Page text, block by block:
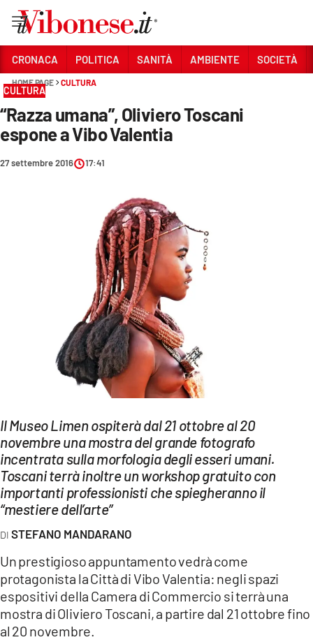
Sezioni
CRONACA
POLITICA
SANITÀ
ECONOMIA E LAVORO
LAC NETWORK
LAC ONAIR
LaC
Network
LACTV.IT
LACONAIR.IT
CRONACA POLITICA SANITÀ AMBIENTE SOCIETÀ
HOME PAGE CULTURA
CULTURA
“Razza umana”, Oliviero Toscani
espone a Vibo Valentia
27 settembre 2016 17:41
Il Museo Limen ospiterà dal 21 ottobre al 20
novembre una mostra del grande fotografo
incentrata sulla morfologia degli esseri umani.
Toscani terrà inoltre un workshop gratuito con
importanti professionisti che spiegheranno il
“mestiere dell’arte”
STEFANO MANDARANO
Un prestigioso appuntamento vedrà come
protagonista la Città di Vibo Valentia: negli spazi
espositivi della Camera di Commercio si terrà una
mostra di Oliviero Toscani, a partire dal 21 ottobre fino
al 20 novembre.